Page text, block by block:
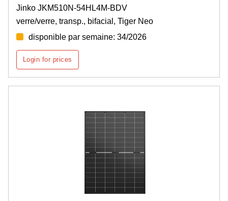
Jinko JKM510N-54HL4M-BDV
verre/verre, transp., bifacial, Tiger Neo
disponible par semaine: 34/2026
Login for prices